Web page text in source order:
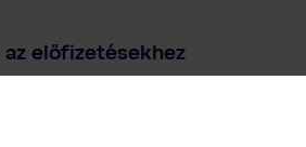
előfizetésekhez